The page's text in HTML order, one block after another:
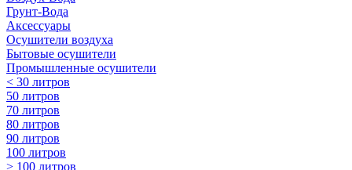
Грунт-Вода
Аксессуары
Осушители воздуха
Бытовые осушители
Промышленные осушители
< 30 литров
50 литров
70 литров
80 литров
90 литров
100 литров
> 100 литров